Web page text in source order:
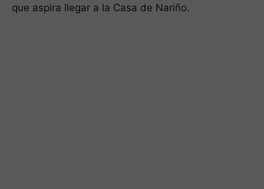
que aspira llegar a la Casa de Nariño.